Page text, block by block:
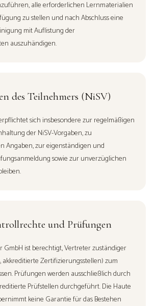
alle erforderlichen Lernmaterialien
zu stellen und nach Abschluss eine
mit Auflistung der
auszuhändigen.
des Teilnehmers (NiSV)
sich insbesondere zur regelmäßigen
der NiSV-Vorgaben, zu
Angaben, zur eigenständigen und
sowie zur unverzüglichen
und Prüfungen
GmbH ist berechtigt, Vertreter zuständiger
akkreditierte Zertifizierungsstellen) zum
Prüfungen werden ausschließlich durch
Prüfstellen durchgeführt. Die Haute
keine Garantie für das Bestehen